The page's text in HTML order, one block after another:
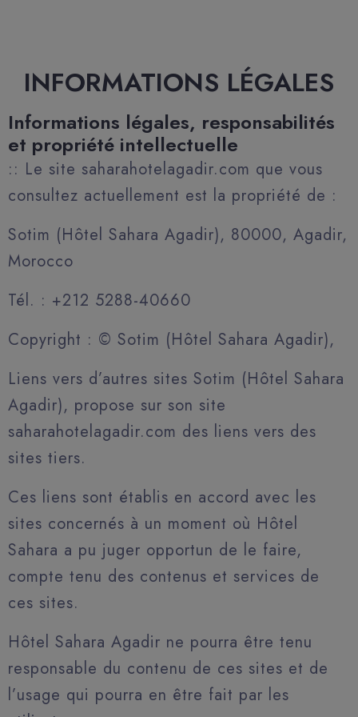
INFORMATIONS LÉGALES
Informations légales, responsabilités
et propriété intellectuelle
:: Le site saharahotelagadir.com que vous
consultez actuellement est la propriété de :
Sotim (Hôtel Sahara Agadir), 80000, Agadir,
Morocco
Tél. : +212 5288-40660
Copyright : © Sotim (Hôtel Sahara Agadir),
Liens vers d’autres sites Sotim (Hôtel Sahara
Agadir), propose sur son site
saharahotelagadir.com des liens vers des
sites tiers.
Ces liens sont établis en accord avec les
sites concernés à un moment où Hôtel
Sahara a pu juger opportun de le faire,
compte tenu des contenus et services de
ces sites.
Hôtel Sahara Agadir ne pourra être tenu
responsable du contenu de ces sites et de
l’usage qui pourra en être fait par les